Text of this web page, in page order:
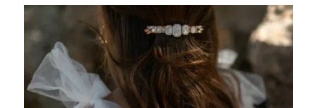
179,00 €
150,00 €.